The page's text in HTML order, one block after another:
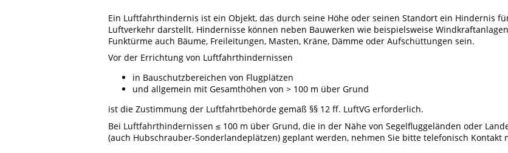
Ein Luftfahrthindernis ist ein Objekt, das durch seine Höhe oder seinen Standort ein Hindernis
Luftverkehr darstellt. Hindernisse können neben Bauwerken wie beispielsweise
Funktürme auch Bäume, Freileitungen, Masten, Kräne, Dämme oder Aufschüttungen sein.
Vor der Errichtung von Luftfahrthindernissen
in Bauschutzbereichen von Flugplätzen
und allgemein mit Gesamthöhen von > 100 m über Grund
ist die Zustimmung der Luftfahrtbehörde gemäß §§ 12 ff. LuftVG erforderlich.
Bei Luftfahrthindernissen ≤ 100 m über Grund, die in der Nähe von Segelfluggeländen oder
(auch Hubschrauber-Sonderlandeplätzen) geplant werden, nehmen Sie bitte telefonisch Kontakt